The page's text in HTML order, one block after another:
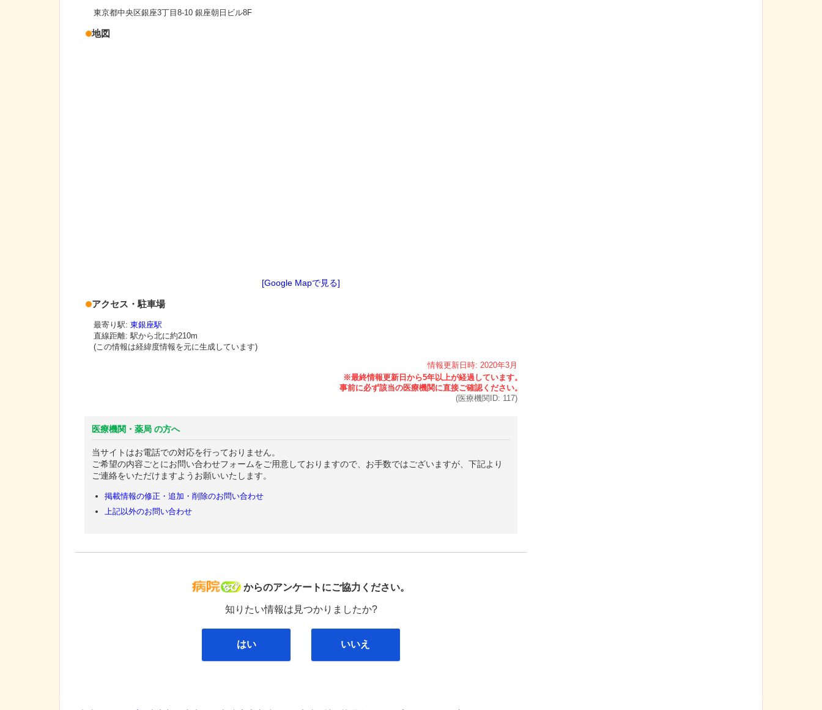
東京都中央区銀座3丁目8-10 銀座朝日ビル8F
地図
[Google Mapで見る]
アクセス・駐車場
最寄り駅: 東銀座駅
直線距離: 駅から北に約210m
(この情報は経緯度情報を元に生成しています)
情報更新日時: 2020年3月
(医療機関ID: 117)
医療機関・薬局 の方へ
当サイトはお電話での対応を行っておりません。
ご希望の内容ごとにお問い合わせフォームをご用意しておりますので、お手数ではございますが、下記より
ご連絡をいただけますようお願いいたします。
掲載情報の修正・追加・削除のお問い合わせ
上記以外のお問い合わせ
病院なび
からのアンケートにご協力ください。
知りたい情報は見つかりましたか?
はい いいえ